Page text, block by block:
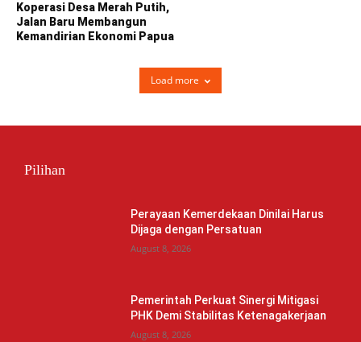
Koperasi Desa Merah Putih,
Jalan Baru Membangun
Kemandirian Ekonomi Papua
Load more
Pilihan
Perayaan Kemerdekaan Dinilai Harus
Dijaga dengan Persatuan
August 8, 2026
Pemerintah Perkuat Sinergi Mitigasi
PHK Demi Stabilitas Ketenagakerjaan
August 8, 2026